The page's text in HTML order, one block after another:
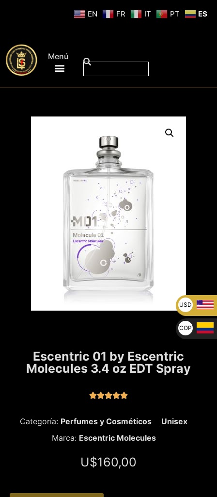
Menú
Escentric 01 by Escentric
Molecules 3.4 oz EDT Spray

Categoría: Perfumes y Cosméticos
Unisex
Marca: Escentric Molecules
U$160,00
EN FR IT PT ES
USD
U$
COP
$